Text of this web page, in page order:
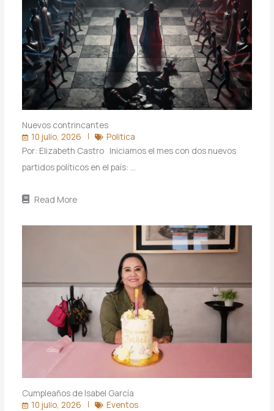
Nuevos contrincantes
10 julio, 2026
Politica
Por: Elizabeth Castro Iniciamos el mes con dos nuevos
partidos políticos en el país: …
Read More
Cumpleaños de Isabel García
10 julio, 2026
Eventos